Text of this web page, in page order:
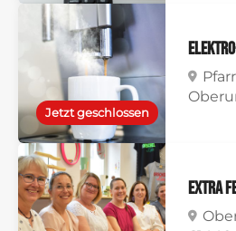
Jetzt geschlossen
Extra